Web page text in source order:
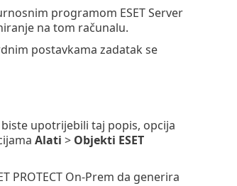
programom ESET Server
na tom računalu.
postavkama zadatak se
biste upotrijebili taj popis, opcija
Alati > Objekti ESET
PROTECT On-Prem da generira